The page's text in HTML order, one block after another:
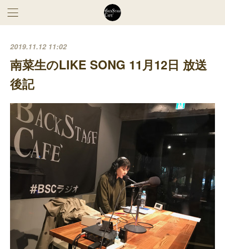
2019.11.12 11:02
南菜生のLIKE SONG 11月12日 放送
後記